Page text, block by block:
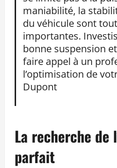
maniabilité, la
du véhicule sont
importantes.
bonne suspension
faire appel à un
l’optimisation de
Dupont
La recherche de
parfait